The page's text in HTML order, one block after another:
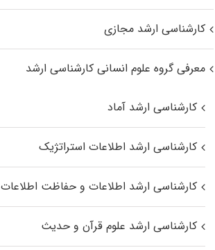
کارشناسی ارشد مجازی
معرفی گروه علوم انسانی کارشناسی ارشد
کارشناسی ارشد آماد
کارشناسی ارشد اطلاعات استراتژیک
کارشناسی ارشد اطلاعات و حفاظت اطلاعات
کارشناسی ارشد علوم قرآن و حدیث